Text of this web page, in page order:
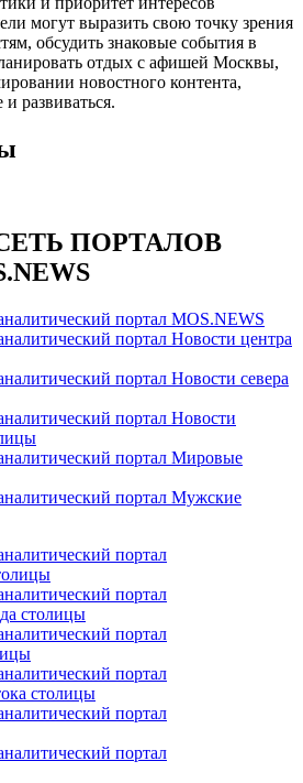
могут выразить свою точку зрения
обсудить знаковые события в
отдых с афишей Москвы,
новостного контента,
развиваться.
ПОРТАЛОВ
портал MOS.NEWS
портал Новости центра
портал Новости севера
портал Новости
портал Мировые
портал Мужские
портал
портал
столицы
портал
портал
столицы
портал
портал